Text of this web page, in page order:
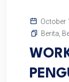
October
Berita